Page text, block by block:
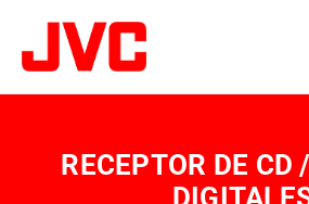
RECEPTOR DE CD